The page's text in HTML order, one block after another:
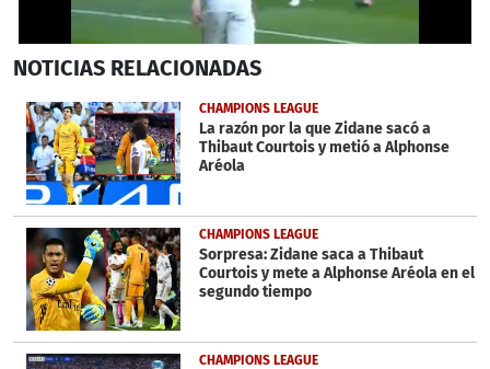
seconds
39
seconds
NOTICIAS RELACIONADAS
CHAMPIONS LEAGUE
La razón por la que Zidane sacó a
Thibaut Courtois y metió a Alphonse
Aréola
CHAMPIONS LEAGUE
Sorpresa: Zidane saca a Thibaut
Courtois y mete a Alphonse Aréola en el
segundo tiempo
CHAMPIONS LEAGUE